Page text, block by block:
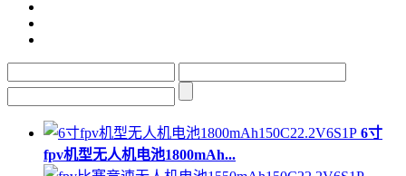
6寸
fpv机型无人机电池1800mAh...